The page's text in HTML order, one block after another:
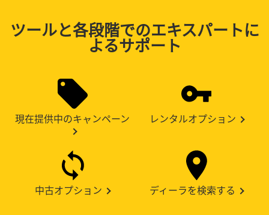
ツールと各段階でのエキスパートに
よるサポート
現在提供中のキャンペーン レンタルオプション
中古オプション ディーラを検索する